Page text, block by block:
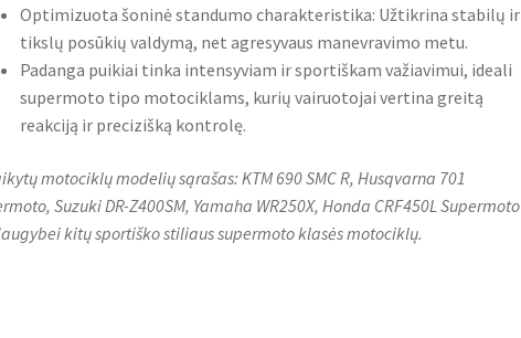
Optimizuota šoninė standumo charakteristika: Užtikrina stabilų ir
tikslų posūkių valdymą, net agresyvaus manevravimo metu.
Padanga puikiai tinka intensyviam ir sportiškam važiavimui, ideali
supermoto tipo motociklams, kurių vairuotojai vertina greitą
reakciją ir precizišką kontrolę.
motociklų modelių sąrašas: KTM 690 SMC R, Husqvarna 701
Suzuki DR-Z400SM, Yamaha WR250X, Honda CRF450L Supermoto
kitų sportiško stiliaus supermoto klasės motociklų.